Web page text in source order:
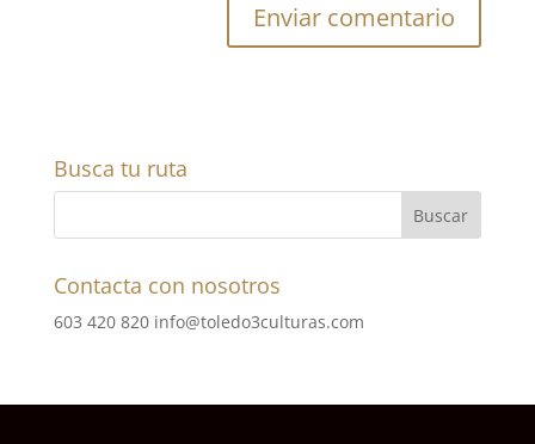
Busca tu ruta
Contacta con nosotros
603 420 820 info@toledo3culturas.com